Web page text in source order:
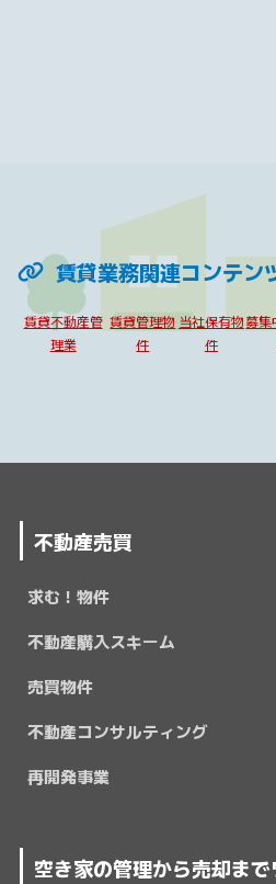
賃貸業務関連コンテン
賃貸不動産管
理業
賃貸管理物
件
当社保有物
件
募集
不動産売買
求む！物件
不動産購入スキーム
売買物件
不動産コンサルティング
再開発事業
空き家の管理から売却ま